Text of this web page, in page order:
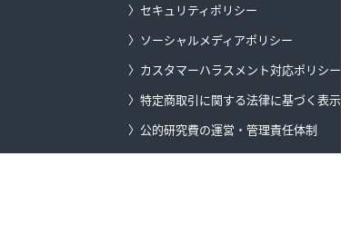
セキュリティポリシー
ソーシャルメディアポリシー
カスタマーハラスメント対応ポリシー
特定商取引に関する法律に基づく表示
公的研究費の運営・管理責任体制
ゼンリングループのサステナビリティ